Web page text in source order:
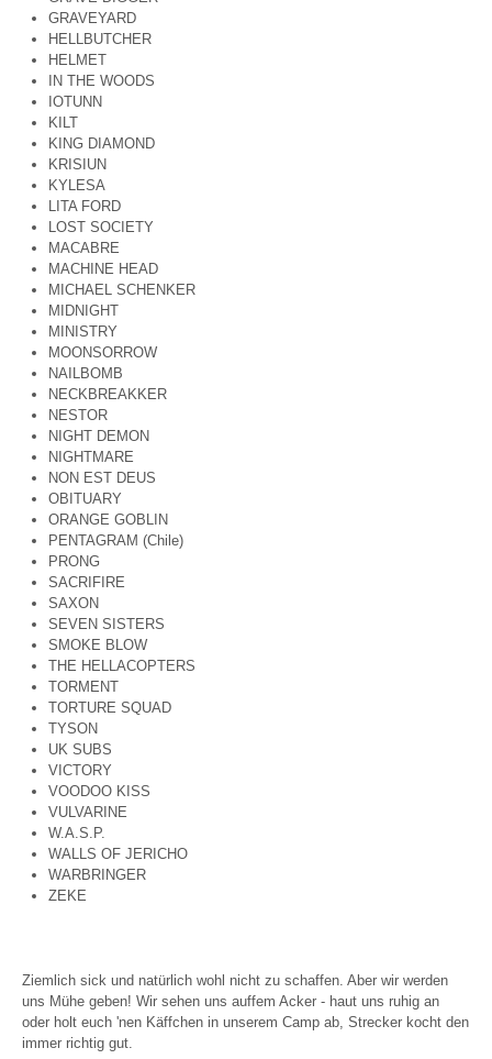
GRAVEYARD
HELLBUTCHER
HELMET
IN THE WOODS
IOTUNN
KILT
KING DIAMOND
KRISIUN
KYLESA
LITA FORD
LOST SOCIETY
MACABRE
MACHINE HEAD
MICHAEL SCHENKER
MIDNIGHT
MINISTRY
MOONSORROW
NAILBOMB
NECKBREAKKER
NESTOR
NIGHT DEMON
NIGHTMARE
NON EST DEUS
OBITUARY
ORANGE GOBLIN
PENTAGRAM (Chile)
PRONG
SACRIFIRE
SAXON
SEVEN SISTERS
SMOKE BLOW
THE HELLACOPTERS
TORMENT
TORTURE SQUAD
TYSON
UK SUBS
VICTORY
VOODOO KISS
VULVARINE
W.A.S.P.
WALLS OF JERICHO
WARBRINGER
ZEKE
Ziemlich sick und natürlich wohl nicht zu schaffen. Aber wir werden
uns Mühe geben! Wir sehen uns auffem Acker - haut uns ruhig an
oder holt euch 'nen Käffchen in unserem Camp ab, Strecker kocht den
immer richtig gut.